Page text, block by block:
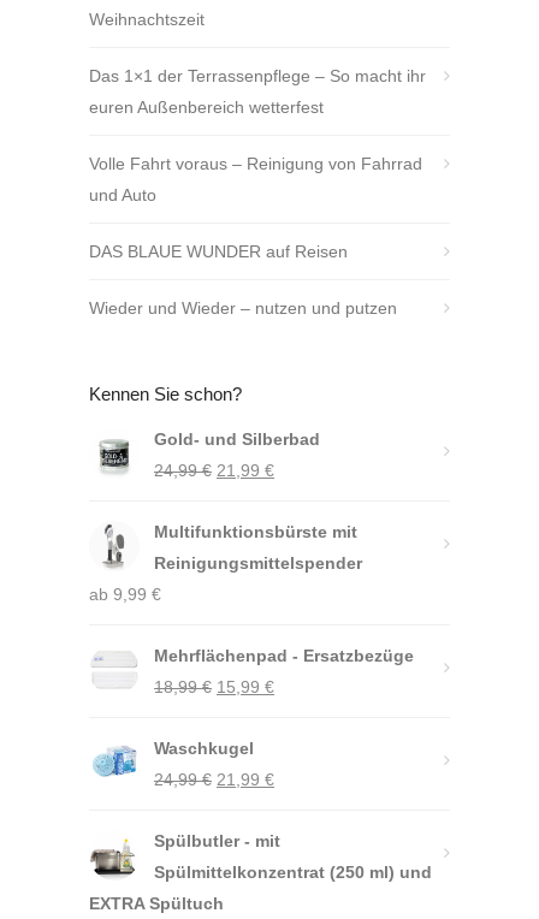
Weihnachtszeit
Das 1×1 der Terrassenpflege – So macht ihr
euren Außenbereich wetterfest
Volle Fahrt voraus – Reinigung von Fahrrad
und Auto
DAS BLAUE WUNDER auf Reisen
Wieder und Wieder – nutzen und putzen
Kennen Sie schon?
Gold- und Silberbad
24,99€ Ursprünglicher
war:
24,99 €
21,99 €Aktueller
ist:
21,99 €.
Multifunktionsbürste mit
Reinigungsmittelspender
ab 9,99 €
Mehrflächenpad - Ersatzbezüge
18,99€ Ursprünglicher
war:
18,99 €
15,99 €Aktueller
15,99 €.
Waschkugel
24,99€ Ursprünglicher
war:
24,99 €
21,99 €Aktueller
ist:
21,99 €.
Spülbutler - mit
Spülmittelkonzentrat (250 ml) und
EXTRA Spültuch